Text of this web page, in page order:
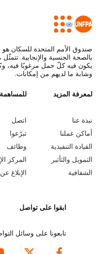
صندوق الأمم المتحدة للسكان هو
بالصحة الجنسية والإنجابية.
يكون فيه كلّ حمل مرغوبًا فيه،
وشابة ما لديهم من إمكانات.
L
e
a
r
n
لمعرفة المزيد
نبذة عنا
أماكن عملنا
القيادة التنفيذية
التمويل والتأثير
الشفافية
G
o
b
e
y
n
d
للمساهمة
اتصل
تبرّعوا
وظائف
المركز
الإبلاغ
ابقوا على تواصل
تابعونا على وسائل